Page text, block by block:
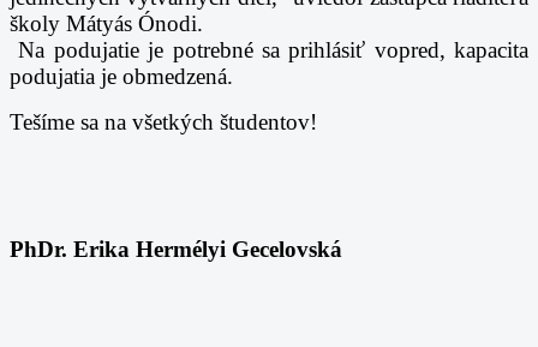
školy Mátyás Ónodi.
Na podujatie je potrebné sa prihlásiť vopred, kapacita
podujatia je obmedzená.
Tešíme sa na všetkých študentov!
PhDr. Erika Hermélyi Gecelovská